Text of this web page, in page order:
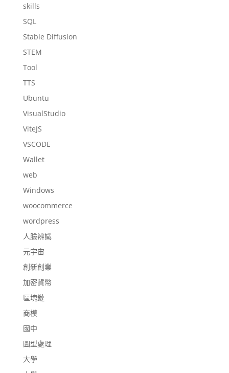
skills
SQL
Stable Diffusion
STEM
Tool
TTS
Ubuntu
VisualStudio
ViteJS
VSCODE
Wallet
web
Windows
woocommerce
wordpress
人臉辨識
元宇宙
創新創業
加密貨幣
區塊鏈
商模
國中
圖型處理
大學